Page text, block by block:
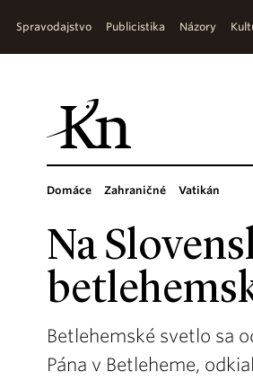
Spravodajstvo Publicistika Názory
Domáce Zahraničné Vatikán
Na
Betlehemské svetlo sa
Pána v Betleheme,